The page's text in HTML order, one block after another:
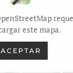
este mapa.
ACEPTAR